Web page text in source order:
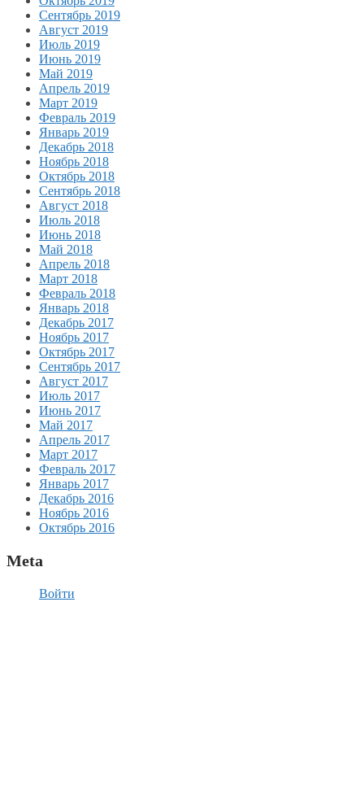
Сентябрь 2019
Август 2019
Июль 2019
Июнь 2019
Май 2019
Апрель 2019
Март 2019
Февраль 2019
Январь 2019
Декабрь 2018
Ноябрь 2018
Октябрь 2018
Сентябрь 2018
Август 2018
Июль 2018
Июнь 2018
Май 2018
Апрель 2018
Март 2018
Февраль 2018
Январь 2018
Декабрь 2017
Ноябрь 2017
Октябрь 2017
Сентябрь 2017
Август 2017
Июль 2017
Июнь 2017
Май 2017
Апрель 2017
Март 2017
Февраль 2017
Январь 2017
Декабрь 2016
Ноябрь 2016
Октябрь 2016
Meta
Войти